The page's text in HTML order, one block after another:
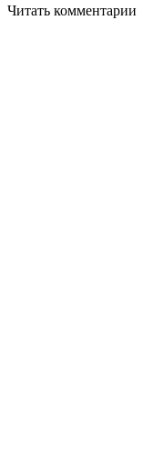
Читать комментарии